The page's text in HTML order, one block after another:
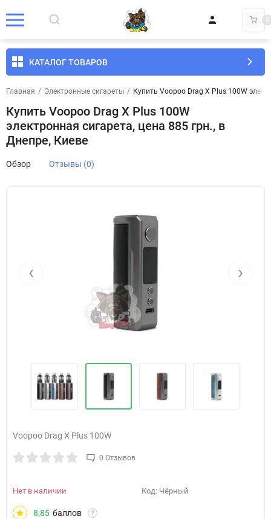
0
КАТАЛОГ ТОВАРОВ
Главная / Электронные сигареты / Купить Voopoo Drag X Plus 100W
Купить Voopoo Drag X Plus 100W
электронная сигарета, цена 885 грн., в
Днепре, Киеве
Обзор Отзывы (0)
‹ ›
Voopoo Drag X Plus 100W
0 Отзывов
Нет в наличии Код: Чёрный
8,85 баллов ?